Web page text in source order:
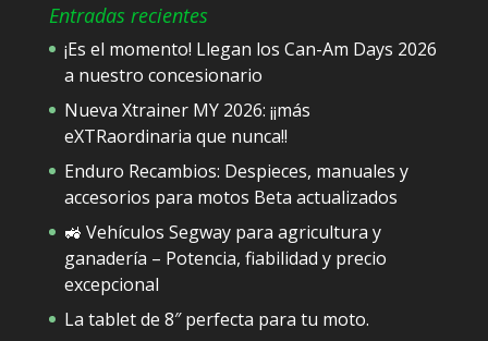
Entradas recientes
¡Es el momento! Llegan los Can-Am Days 2026
a nuestro concesionario
Nueva Xtrainer MY 2026: ¡¡más
eXTRaordinaria que nunca!!
Enduro Recambios: Despieces, manuales y
accesorios para motos Beta actualizados
🚜 Vehículos Segway para agricultura y
ganadería – Potencia, fiabilidad y precio
excepcional
La tablet de 8″ perfecta para tu moto.